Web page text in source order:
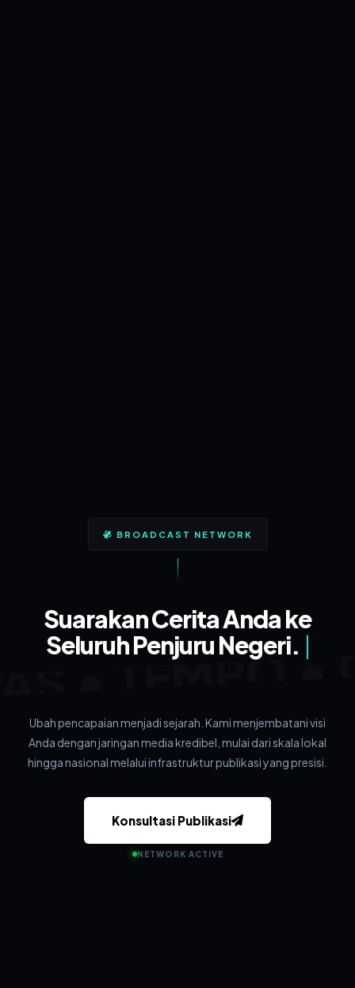
TEMPO •
BROADCAST NETWORK
Suarakan Cerita Anda ke
Seluruh Penjuru Negeri.
Ubah pencapaian menjadi sejarah. Kami menjembatani visi
Anda dengan jaringan media kredibel, mulai dari skala lokal
hingga nasional melalui infrastruktur publikasi yang presisi.
Konsultasi Publikasi
NETWORK ACTIVE